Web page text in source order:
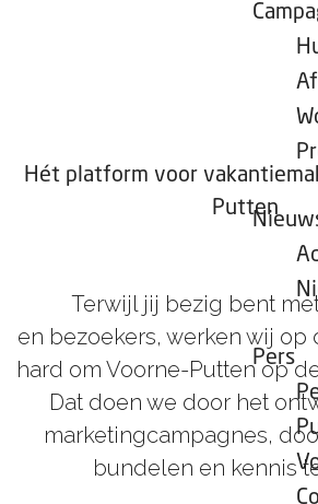
Pers
Hét platform voor
Putten
Terwijl jij bezig bent
en bezoekers, werken wij op
hard om Voorne-Putten op
Dat doen we door het
marketingcampagnes,
bundelen en kennis